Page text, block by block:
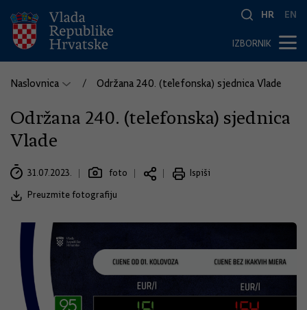
HR EN
IZBORNIK
Naslovnica Održana 240. (telefonska) sjednica Vlade
Održana 240. (telefonska) sjednica
Vlade
31.07.2023. foto
Ispiši
Preuzmite fotografiju